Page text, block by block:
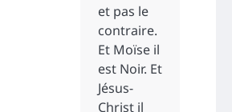
et pas le
contraire.
Et Moïse il
est Noir. Et
Jésus-
Christ il